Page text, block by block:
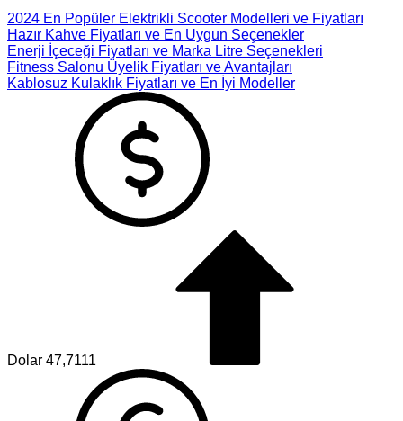
2024 En Popüler Elektrikli Scooter Modelleri ve Fiyatları
Hazır Kahve Fiyatları ve En Uygun Seçenekler
Enerji İçeceği Fiyatları ve Marka Litre Seçenekleri
Fitness Salonu Üyelik Fiyatları ve Avantajları
Kablosuz Kulaklık Fiyatları ve En İyi Modeller
Dolar 47,7111